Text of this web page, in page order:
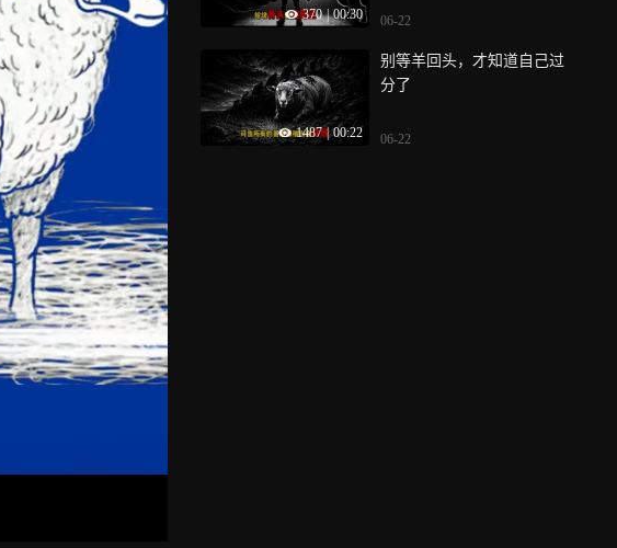
370 | 00:30 06-22
1487 | 00:22
别等羊回头，才知道自己过
分了
06-22